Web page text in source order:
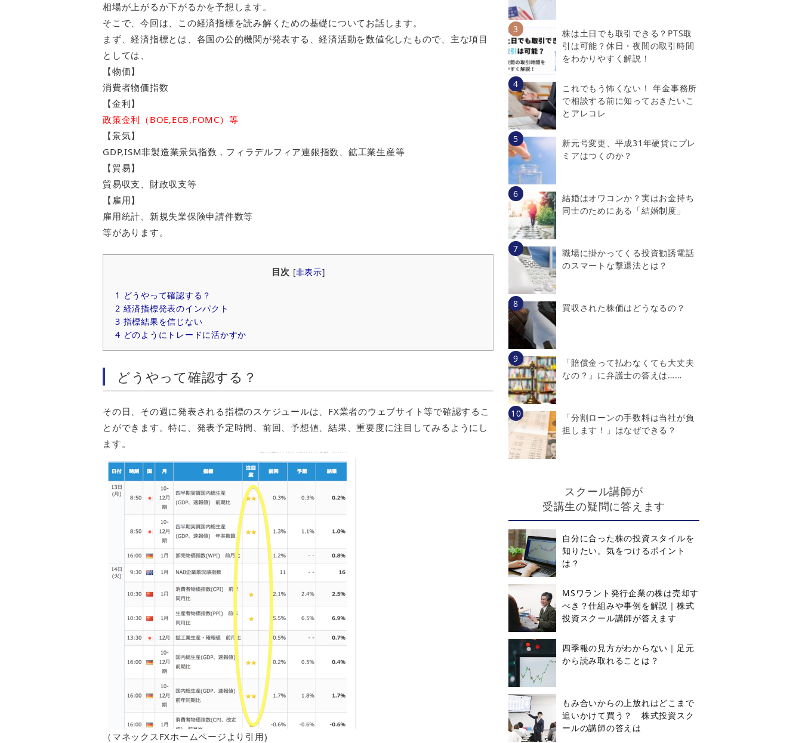
相場が上がるか下がるかを予想します。
そこで、今回は、この経済指標を読み解くための基礎についてお話します。
まず、経済指標とは、各国の公的機関が発表する、経済活動を数値化したもので、主な項目
としては、
【物価】
消費者物価指数
【金利】
政策金利（BOE,ECB,FOMC）等
【景気】
GDP,ISM非製造業景気指数，フィラデルフィア連銀指数、鉱工業生産等
【貿易】
貿易収支、財政収支等
【雇用】
雇用統計、新規失業保険申請件数等
等があります。
目次 [非表示]
1 どうやって確認する？
2 経済指標発表のインパクト
3 指標結果を信じない
4 どのようにトレードに活かすか
どうやって確認する？
その日、その週に発表される指標のスケジュールは、FX業者のウェブサイト等で確認するこ
とができます。特に、発表予定時間、前回、予想値、結果、重要度に注目してみるようにし
ます。
（マネックスFXホームページより引用)
株は土日でも取引できる？PTS取
引は可能？休日・夜間の取引時間
をわかりやすく解説！
これでもう怖くない！ 年金事務所
で相談する前に知っておきたいこ
とアレコレ
新元号変更、平成31年硬貨にプレ
ミアはつくのか？
結婚はオワコンか？実はお金持ち
同士のためにある「結婚制度」
職場に掛かってくる投資勧誘電話
のスマートな撃退法とは？
買収された株価はどうなるの？
「賠償金って払わなくても大丈夫
なの？」に弁護士の答えは……
「分割ローンの手数料は当社が負
担します！」はなぜできる？
スクール講師が
受講生の疑問に答えます
自分に合った株の投資スタイルを
知りたい。気をつけるポイント
は？
MSワラント発行企業の株は売却す
べき？仕組みや事例を解説｜株式
投資スクール講師が答えます
四季報の見方がわからない｜足元
から読み取れることは？
もみ合いからの上放れはどこまで
追いかけて買う？ 株式投資スク
ールの講師の答えは